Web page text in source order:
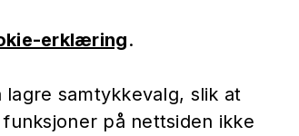
erklæring.
samtykkevalg, slik at
på nettsiden ikke